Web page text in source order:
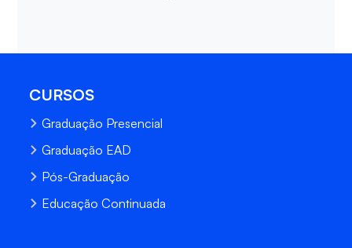
CURSOS
Graduação Presencial
Graduação EAD
Pós-Graduação
Educação Continuada